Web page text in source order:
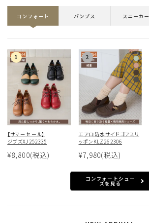
コンフォート パンプス スニーカー
【サマーセール】
ジブズXJ252335
¥8,800(税込)
エアロ防水サイドゴアスリ
ッポンKLZ262306
¥7,980(税込)
コンフォートシュー
ズを見る